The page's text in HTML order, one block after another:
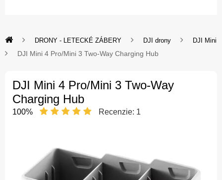
DRONY - LETECKÉ ZÁBERY DJI drony DJI Mini
DJI Mini 4 Pro/Mini 3 Two-Way Charging Hub
DJI Mini 4 Pro/Mini 3 Two-Way
Charging Hub
100% Recenzie: 1